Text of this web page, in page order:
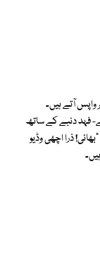
واپس آتے ہیں۔
فہد دنبے کے ساتھ
ذرا اچھی وڈیو